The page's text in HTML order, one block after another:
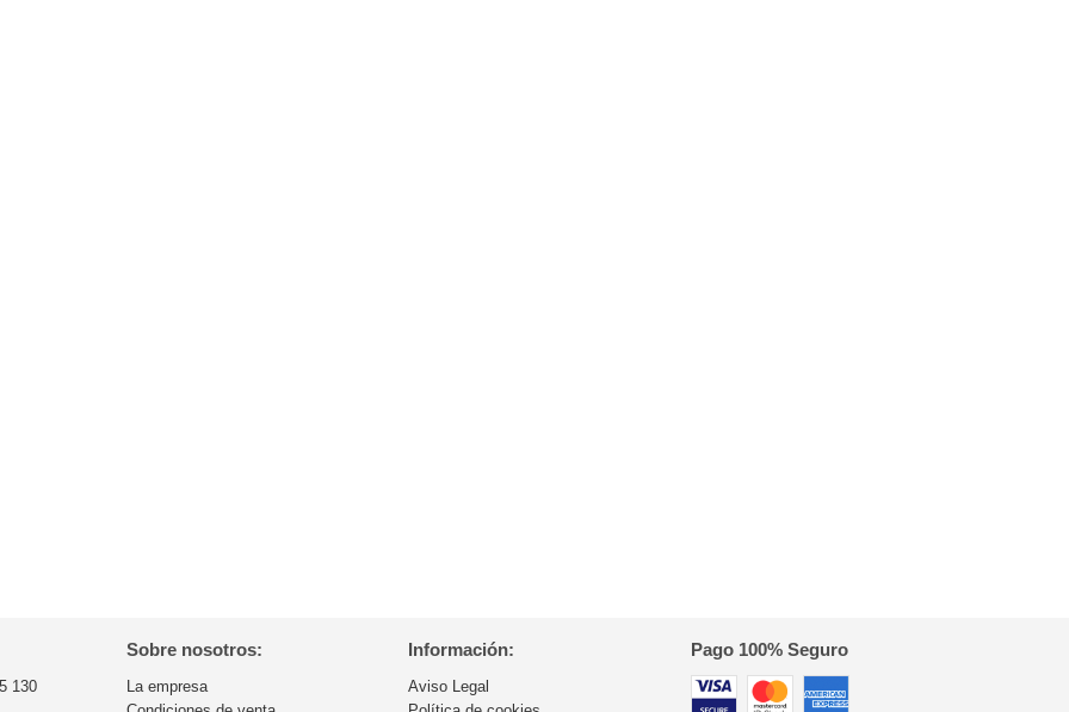
130
Sobre nosotros:
La empresa
Información:
Aviso Legal
Pago 100% Seguro